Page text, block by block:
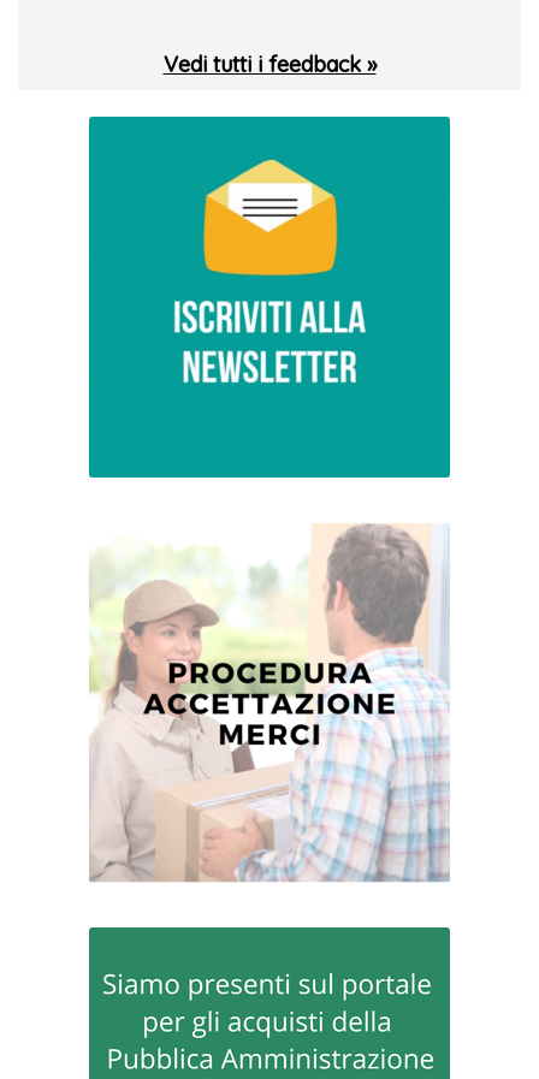
Vedi tutti i feedback »